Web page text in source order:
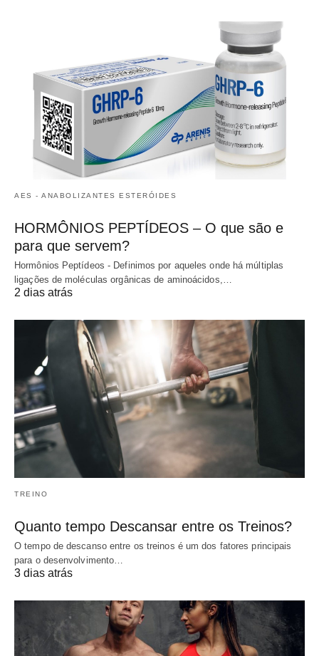
AES - ANABOLIZANTES ESTERÓIDES
HORMÔNIOS PEPTÍDEOS – O que são e
para que servem?
Hormônios Peptídeos - Definimos por aqueles onde há múltiplas
ligações de moléculas orgânicas de aminoácidos,…
2 dias atrás
TREINO
Quanto tempo Descansar entre os Treinos?
O tempo de descanso entre os treinos é um dos fatores principais
para o desenvolvimento…
3 dias atrás